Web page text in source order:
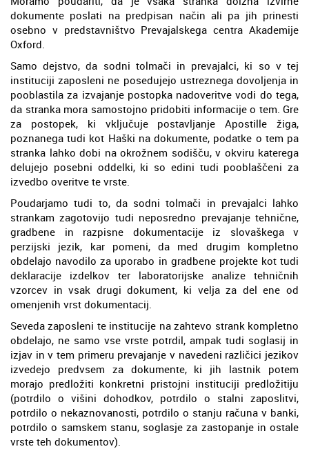
dokumente poslati na predpisan način ali pa jih prinesti
osebno v predstavništvo Prevajalskega centra Akademije
Oxford.
Samo dejstvo, da sodni tolmači in prevajalci, ki so v tej
instituciji zaposleni ne posedujejo ustreznega dovoljenja in
pooblastila za izvajanje postopka nadoveritve vodi do tega,
da stranka mora samostojno pridobiti informacije o tem. Gre
za postopek, ki vključuje postavljanje Apostille žiga,
poznanega tudi kot Haški na dokumente, podatke o tem pa
stranka lahko dobi na okrožnem sodišču, v okviru katerega
delujejo posebni oddelki, ki so edini tudi pooblaščeni za
izvedbo overitve te vrste.
Poudarjamo tudi to, da sodni tolmači in prevajalci lahko
strankam zagotovijo tudi neposredno prevajanje tehnične,
gradbene in razpisne dokumentacije iz slovaškega v
perzijski jezik, kar pomeni, da med drugim kompletno
obdelajo navodilo za uporabo in gradbene projekte kot tudi
deklaracije izdelkov ter laboratorijske analize tehničnih
vzorcev in vsak drugi dokument, ki velja za del ene od
omenjenih vrst dokumentacij.
Seveda zaposleni te institucije na zahtevo strank kompletno
obdelajo, ne samo vse vrste potrdil, ampak tudi soglasij in
izjav in v tem primeru prevajanje v navedeni različici jezikov
izvedejo predvsem za dokumente, ki jih lastnik potem
morajo predložiti konkretni pristojni instituciji predložitiju
(potrdilo o višini dohodkov, potrdilo o stalni zaposlitvi,
potrdilo o nekaznovanosti, potrdilo o stanju računa v banki,
potrdilo o samskem stanu, soglasje za zastopanje in ostale
vrste teh dokumentov).